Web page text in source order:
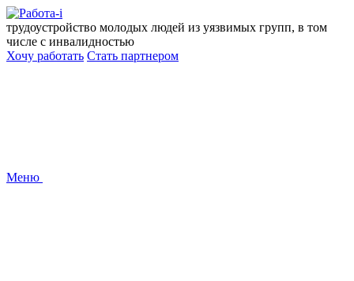
Перейти
к
содержанию
трудоустройство молодых людей из уязвимых групп, в том
числе с инвалидностью
Хочу работать Стать партнером
Меню